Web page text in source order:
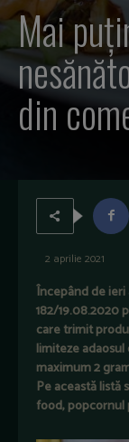
Mai
din
2 aprilie 2021
Începând de
182/19.08.2020
care trimit
limiteze adaosul
maximum 2
Pe această
food,